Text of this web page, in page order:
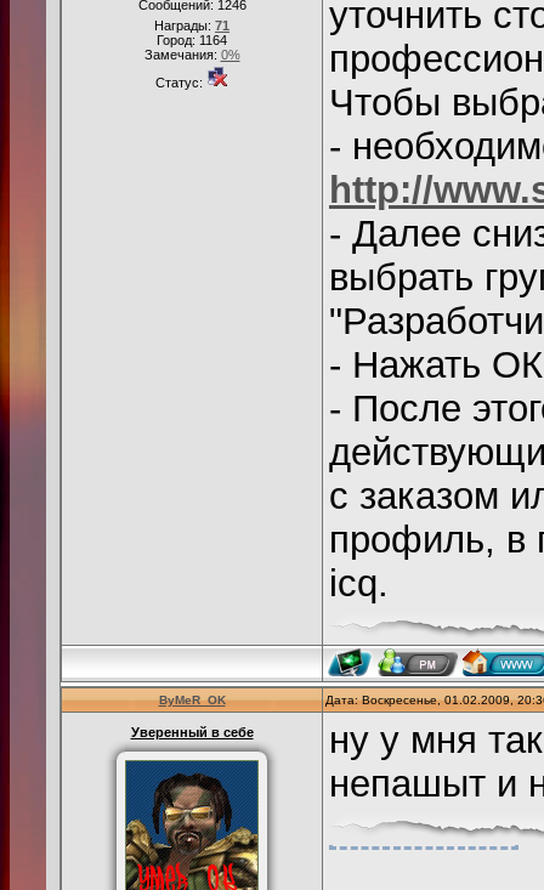
Сообщений: 1246
Награды: 71
Город: 1164
Замечания: 0%
Статус:
уточнить
Чтобы
-
http://
- Далее
выбрать
- Нажать ОК
- После
с заказом
профиль, в
icq.
ByMeR_OK Дата: Воскресенье, 01.02.2009,
Уверенный в себе
ну у мня
непашыт и